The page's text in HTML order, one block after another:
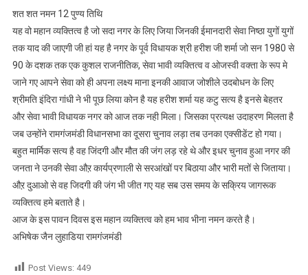
नमन
12
पुण्य
तिथि
शत शत नमन 12 पुण्य तिथि
यह वो महान व्यक्तित्व है जो सदा नगर के लिए जिया जिनकी ईमानदारी सेवा निष्ठा युगों युगों
तक याद की जाएगी जी हां यह है नगर के पूर्व विधायक श्री हरीश जी शर्मा जो सन 1980 से
90 के दशक तक एक कुशल राजनीतिक, सेवा भावी व्यक्तित्व व ओजस्वी वक्ता के रूप मे
जाने गए आपने सेवा को ही अपना लक्ष्य माना इनकी आवाज जोशीले उदबोधन के लिए
श्रीमति इंदिरा गांधी ने भी पूछ लिया कोन है यह हरीश शर्मा यह कटु सत्य है इनसे बेहतर
और सेवा भावी विधायक नगर को आज तक नही मिला। जिसका प्रत्यक्ष उदाहरण मिलता है
जब उन्होंने रामगंजमंडी विधानसभा का दूसरा चुनाव लड़ा तब उनका एक्सीडेंट हो गया।
बहुत मार्मिक सत्य है वह जिंदगी और मौत की जंग लड़ रहे थे और इधर चुनाव हुआ नगर की
जनता ने उनकी सेवा औऱ कार्यप्रणाली से सरआंखों पर बिठाया और भारी मतों से जिताया।
औऱ दुआओ से वह जिदगी की जंग भी जीत गए यह सब उस समय के सक्रिय जागरूक
व्यक्तित्व हमे बताते है।
आज के इस पावन दिवस इस महान व्यक्तित्व को हम भाव भीना नमन करते है।
अभिषेक जैन लुहाडिया रामगंजमंडी
Post Views: 449